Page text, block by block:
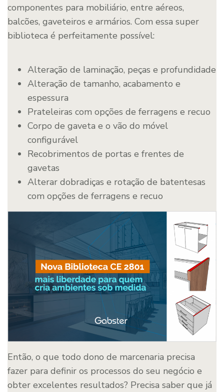
componentes para mobiliário, entre aéreos,
balcões, gaveteiros e armários. Com essa super
biblioteca é perfeitamente possível:
Alteração de laminação, peças e profundidade
Alteração de tamanho, acabamento e
espessura
Prateleiras com opções de ferragens e recuo
Corpo de gaveta e o vão do móvel
configurável
Recobrimentos de portas e frentes de
gavetas
Alterar dobradiças e rotação de batentesas
com opções de ferragens e recuo
Então, o que todo dono de marcenaria precisa
fazer para definir os processos do seu negócio e
obter excelentes resultados? Precisa saber que já